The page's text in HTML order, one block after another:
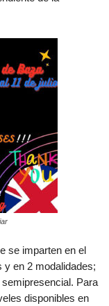
se imparten en el
y en 2 modalidades;
Para
disponibles en